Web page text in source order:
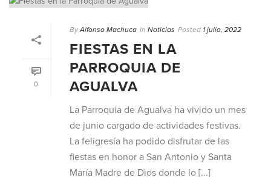
0
By Alfonso Machuca In Noticias Posted 1 julio, 2022
FIESTAS EN LA
PARROQUIA DE
AGUALVA
La Parroquia de Agualva ha vivido un mes
de junio cargado de actividades festivas.
La feligresía ha podido disfrutar de las
fiestas en honor a San Antonio y Santa
María Madre de Dios donde lo [...]